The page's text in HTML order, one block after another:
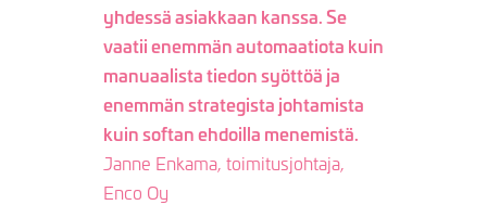
yhdessä asiakkaan kanssa. Se
vaatii enemmän automaatiota kuin
manuaalista tiedon syöttöä ja
enemmän strategista johtamista
kuin softan ehdoilla menemistä.
Janne Enkama, toimitusjohtaja,
Enco Oy